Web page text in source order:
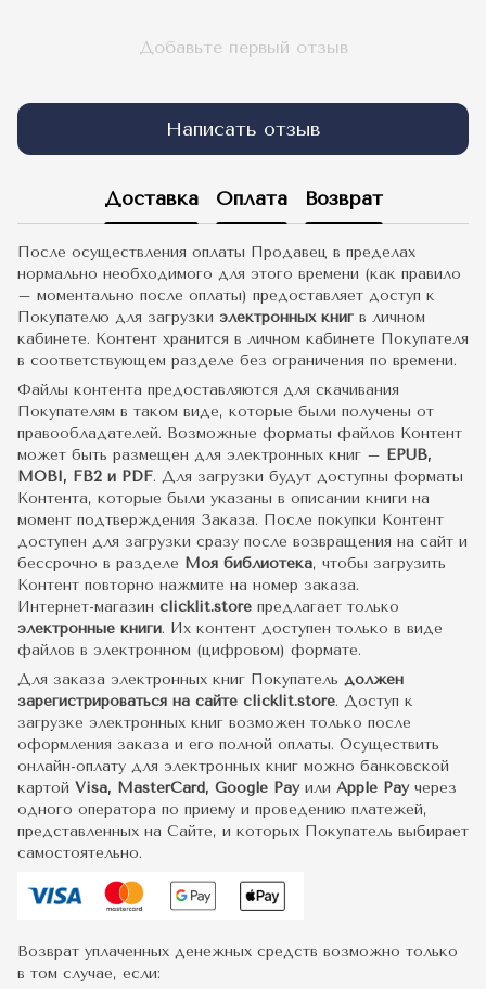
Добавьте первый отзыв
Написать отзыв
Доставка Оплата Возврат
После осуществления оплаты Продавец в пределах
нормально необходимого для этого времени (как правило
– моментально после оплаты) предоставляет доступ к
Покупателю для загрузки электронных книг в личном
кабинете. Контент хранится в личном кабинете Покупателя
в соответствующем разделе без ограничения по времени.
Файлы контента предоставляются для скачивания
Покупателям в таком виде, которые были получены от
правообладателей. Возможные форматы файлов Контент
может быть размещен для электронных книг – EPUB,
MOBI, FB2 и PDF. Для загрузки будут доступны форматы
Контента, которые были указаны в описании книги на
момент подтверждения Заказа. После покупки Контент
доступен для загрузки сразу после возвращения на сайт и
бессрочно в разделе Моя библиотека, чтобы загрузить
Контент повторно нажмите на номер заказа.
Интернет-магазин clicklit.store предлагает только
электронные книги. Их контент доступен только в виде
файлов в электронном (цифровом) формате.
Для заказа электронных книг Покупатель должен
зарегистрироваться на сайте clicklit.store. Доступ к
загрузке электронных книг возможен только после
оформления заказа и его полной оплаты. Осуществить
онлайн-оплату для электронных книг можно банковской
картой Visa, MasterCard, Google Pay или Apple Payчерез
одного оператора по приему и проведению платежей,
представленных на Сайте, и которых Покупатель выбирает
самостоятельно.
Возврат уплаченных денежных средств возможно только
в том случае, если: